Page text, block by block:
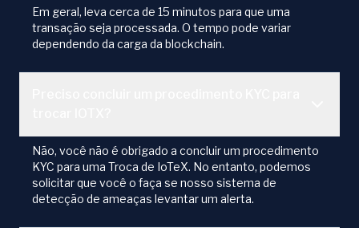
Em geral, leva cerca de 15 minutos para que uma
transação seja processada. O tempo pode variar
dependendo da carga da blockchain.
Não, você não é obrigado a concluir um procedimento
KYC para uma Troca de IoTeX. No entanto, podemos
solicitar que você o faça se nosso sistema de
detecção de ameaças levantar um alerta.